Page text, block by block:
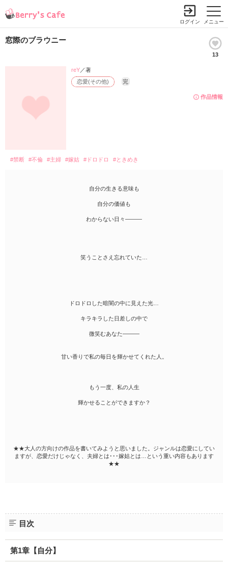
メニュー
ログイン
窓際のブラウニー
13
作品情報
恋愛(その他) 完
reY／著
#禁断 #不倫 #主婦 #嫁姑 #ドロドロ #ときめき
自分の生きる意味も
自分の価値も
わからない日々―――
笑うことさえ忘れていた…
ドロドロした暗闇の中に見えた光…
キラキラした日差しの中で
微笑むあなた―――
甘い香りで私の毎日を輝かせてくれた人。
もう一度、私の人生
輝かせることができますか？
★★大人の方向けの作品を書いてみようと思いました。ジャンルは恋愛にしてい
ますが、恋愛だけじゃなく、夫婦とは･･･嫁姑とは…という重い内容もあります
★★
目次
第1章【自分】